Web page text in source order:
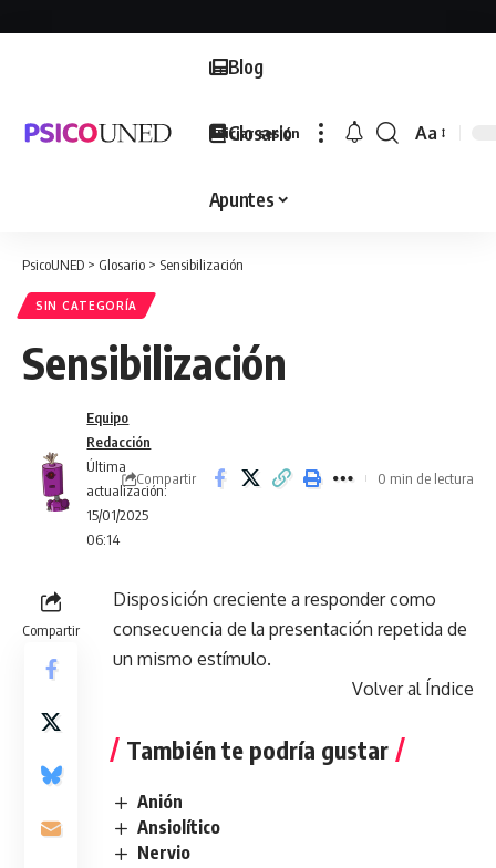
Blog
Glosario
Apuntes
Iniciar sesión
Font
Aa
PsicoUNED > Glosario > Sensibilización
SIN CATEGORÍA
Sensibilización
Última
actualización:
15/01/2025
06:14
Equipo
Redacción
Compartir 0 min de lectura
Compartir
Disposición creciente a responder como
consecuencia de la presentación repetida de
un mismo estímulo.
Volver al Índice
También te podría gustar
Anión
Ansiolítico
Nervio